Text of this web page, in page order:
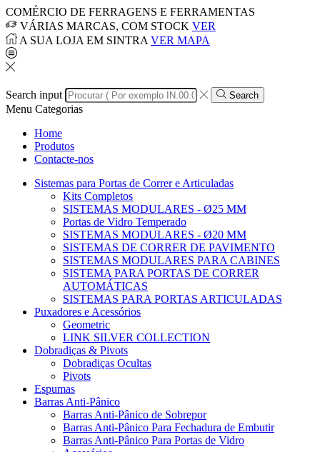
COMÉRCIO DE FERRAGENS E FERRAMENTAS
VÁRIAS MARCAS, COM STOCK VER
A SUA LOJA EM SINTRA VER MAPA
Search input Search
Menu Categorias
Home
Produtos
Contacte-nos
Sistemas para Portas de Correr e Articuladas
Kits Completos
SISTEMAS MODULARES - Ø25 MM
Portas de Vidro Temperado
SISTEMAS MODULARES - Ø20 MM
SISTEMAS DE CORRER DE PAVIMENTO
SISTEMAS MODULARES PARA CABINES
SISTEMA PARA PORTAS DE CORRER
AUTOMÁTICAS
SISTEMAS PARA PORTAS ARTICULADAS
Puxadores e Acessórios
Geometric
LINK SILVER COLLECTION
Dobradiças & Pivots
Dobradiças Ocultas
Pivots
Espumas
Barras Anti-Pânico
Barras Anti-Pânico de Sobrepor
Barras Anti-Pânico Para Fechadura de Embutir
Barras Anti-Pânico Para Portas de Vidro